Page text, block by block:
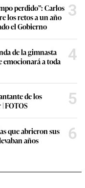
perdido”: Carlos
los retos a un año
el Gobierno
3
de la gimnasta
emocionará a toda
4
de los
FOTOS
5
que abrieron sus
años
6